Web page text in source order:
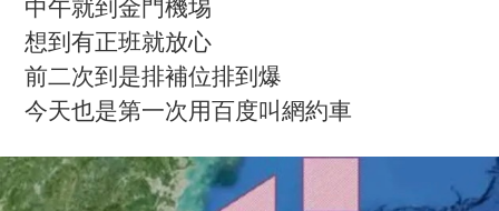
中午就到金門機埸
想到有正班就放心
前二次到是排補位排到爆
今天也是第一次用百度叫網約車